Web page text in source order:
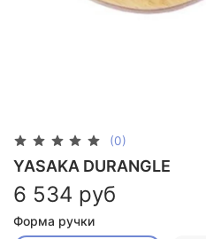
(0)
YASAKA DURANGLE
6 534 руб
Форма ручки